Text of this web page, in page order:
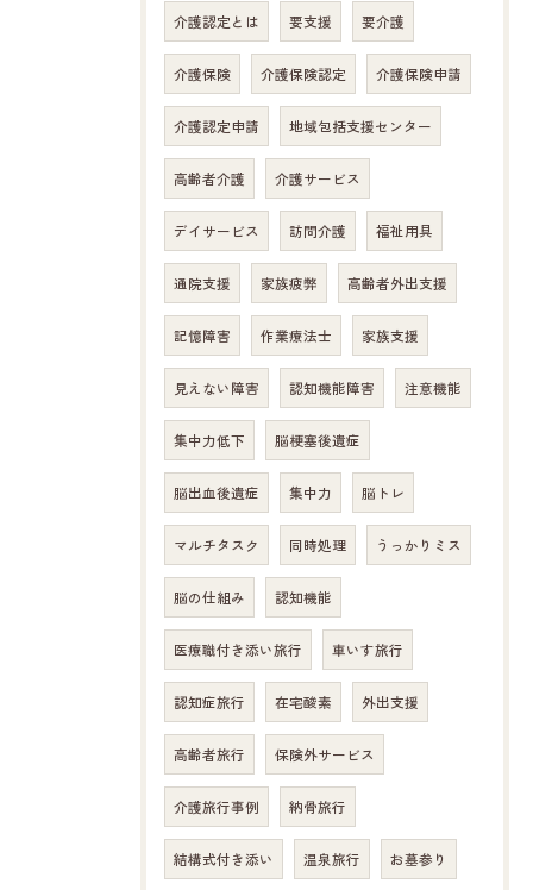
介護認定とは 要支援 要介護
介護保険 介護保険認定 介護保険申請
介護認定申請 地域包括支援センター
高齢者介護 介護サービス
デイサービス 訪問介護 福祉用具
通院支援 家族疲弊 高齢者外出支援
記憶障害 作業療法士 家族支援
見えない障害 認知機能障害 注意機能
集中力低下 脳梗塞後遺症
脳出血後遺症 集中力 脳トレ
マルチタスク 同時処理 うっかりミス
脳の仕組み 認知機能
医療職付き添い旅行 車いす旅行
認知症旅行 在宅酸素 外出支援
高齢者旅行 保険外サービス
介護旅行事例 納骨旅行
結構式付き添い 温泉旅行 お墓参り
お問い合わせはこちら